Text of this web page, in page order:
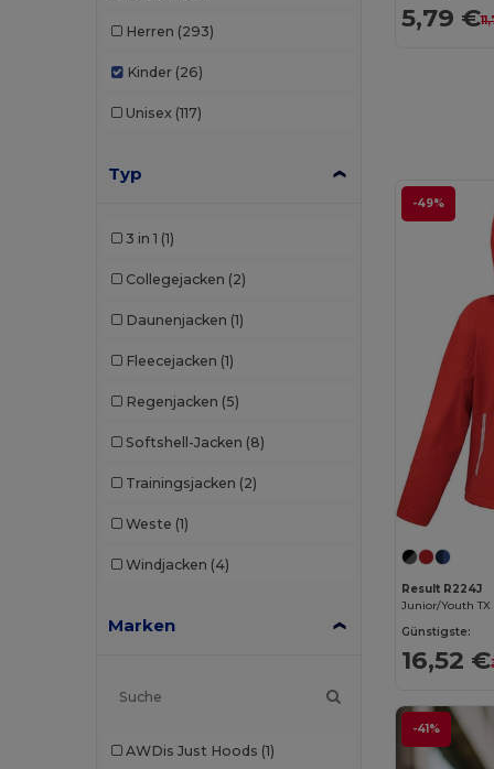
Herren (293)
Kinder (26)
Unisex (117)
Typ
3 in 1 (1)
Collegejacken (2)
Daunenjacken (1)
Fleecejacken (1)
Regenjacken (5)
Softshell-Jacken (8)
Trainingsjacken (2)
Weste (1)
Windjacken (4)
Marken
AWDis Just Hoods (1)
5,79 €
-49%
Result R224J
Günstigste:
16,52 €
-41%